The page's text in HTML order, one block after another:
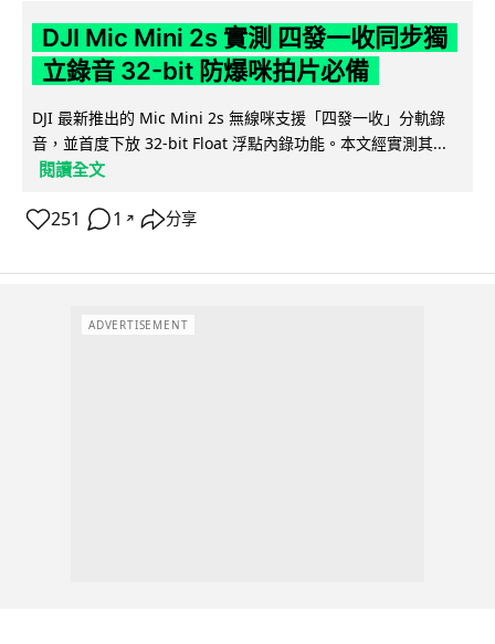
DJI Mic Mini 2s 實測 四發一收同步獨
立錄音 32-bit 防爆咪拍片必備
DJI 最新推出的 Mic Mini 2s 無線咪支援「四發一收」分軌錄
音，並首度下放 32-bit Float 浮點內錄功能。本文經實測其...
閱讀全文
251 1 ↗ 分享
ADVERTISEMENT